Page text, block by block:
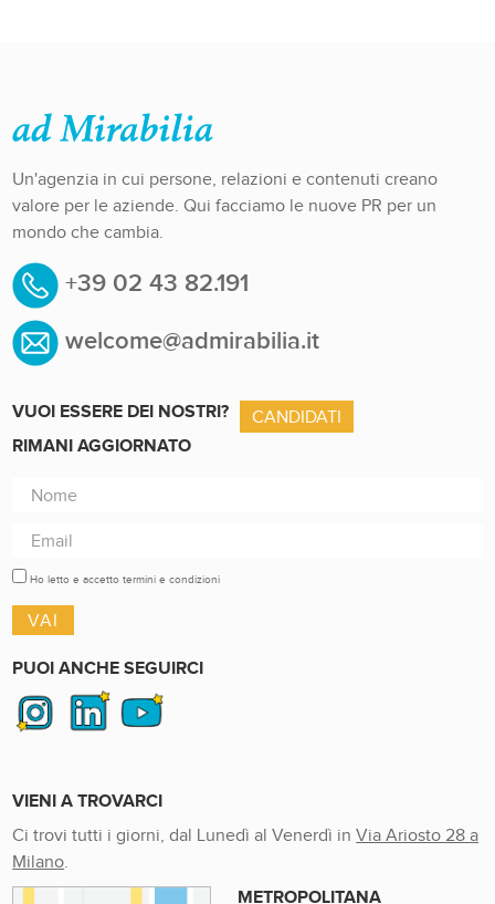
Un'agenzia in cui persone, relazioni e contenuti creano
valore per le aziende. Qui facciamo le nuove PR per un
mondo che cambia.
+39 02 43 82.191
welcome@admirabilia.it
VUOI ESSERE DEI NOSTRI?
CANDIDATI
RIMANI AGGIORNATO
Ho letto e accetto termini e condizioni
PUOI ANCHE SEGUIRCI
VIENI A TROVARCI
Ci trovi tutti i giorni, dal Lunedì al Venerdì inVia Ariosto 28 a
Milano
METROPOLITANA